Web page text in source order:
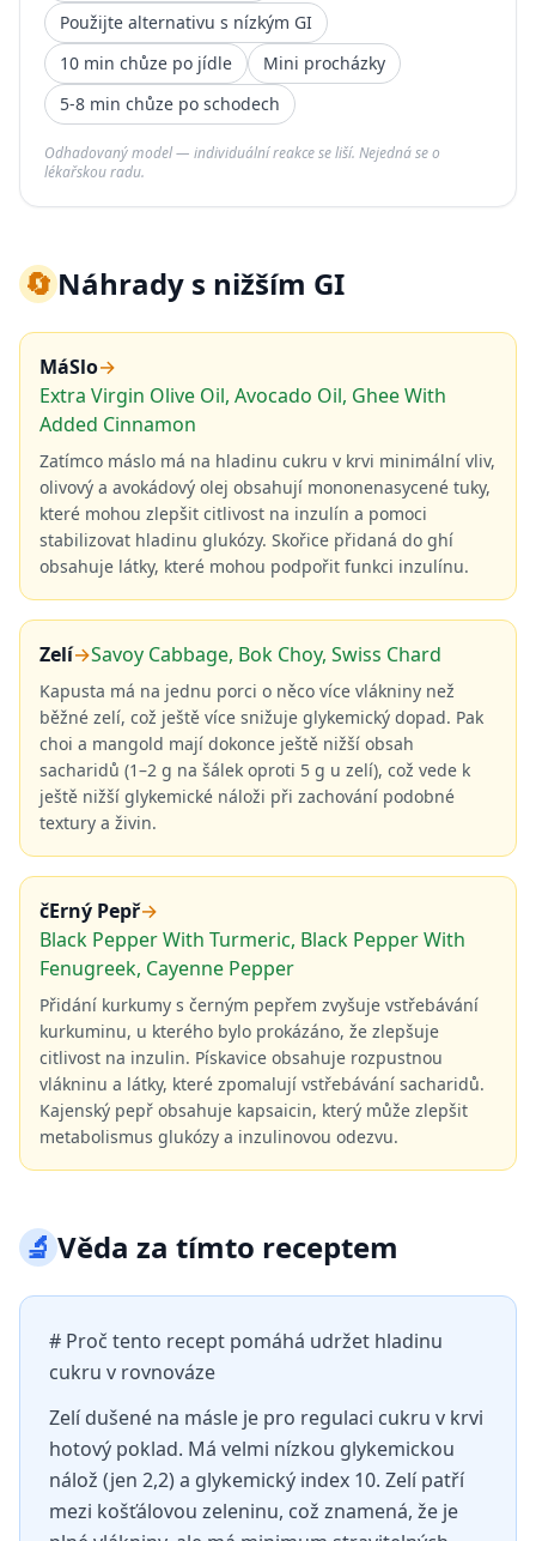
Použijte alternativu s nízkým GI
10 min chůze po jídle
Mini procházky
5-8 min chůze po schodech
Odhadovaný model — individuální reakce se liší. Nejedná se o
lékařskou radu.
🔄Náhrady s nižším GI
MáSlo→
Extra Virgin Olive Oil, Avocado Oil, Ghee With
Added Cinnamon
Zatímco máslo má na hladinu cukru v krvi minimální vliv,
olivový a avokádový olej obsahují mononenasycené tuky,
které mohou zlepšit citlivost na inzulín a pomoci
stabilizovat hladinu glukózy. Skořice přidaná do ghí
obsahuje látky, které mohou podpořit funkci inzulínu.
Zelí→Savoy Cabbage, Bok Choy, Swiss Chard
Kapusta má na jednu porci o něco více vlákniny než
běžné zelí, což ještě více snižuje glykemický dopad. Pak
choi a mangold mají dokonce ještě nižší obsah
sacharidů (1–2 g na šálek oproti 5 g u zelí), což vede k
ještě nižší glykemické náloži při zachování podobné
textury a živin.
čErný Pepř→
Black Pepper With Turmeric, Black Pepper With
Fenugreek, Cayenne Pepper
Přidání kurkumy s černým pepřem zvyšuje vstřebávání
kurkuminu, u kterého bylo prokázáno, že zlepšuje
citlivost na inzulin. Pískavice obsahuje rozpustnou
vlákninu a látky, které zpomalují vstřebávání sacharidů.
Kajenský pepř obsahuje kapsaicin, který může zlepšit
metabolismus glukózy a inzulinovou odezvu.
🔬Věda za tímto receptem
# Proč tento recept pomáhá udržet hladinu
cukru v rovnováze
Zelí dušené na másle je pro regulaci cukru v krvi
hotový poklad. Má velmi nízkou glykemickou
nálož (jen 2,2) a glykemický index 10. Zelí patří
mezi košťálovou zeleninu, což znamená, že je